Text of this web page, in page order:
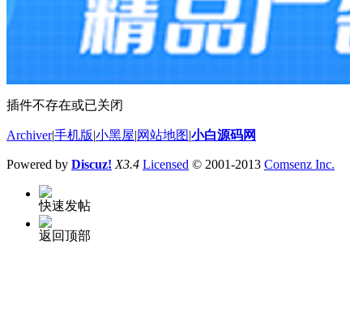
插件不存在或已关闭
Archiver|手机版 小黑屋 网站地图 小白源码网
Powered by Discuz! X3.4 Licensed © 2001-2013 Comsenz Inc.
快速发帖
返回顶部